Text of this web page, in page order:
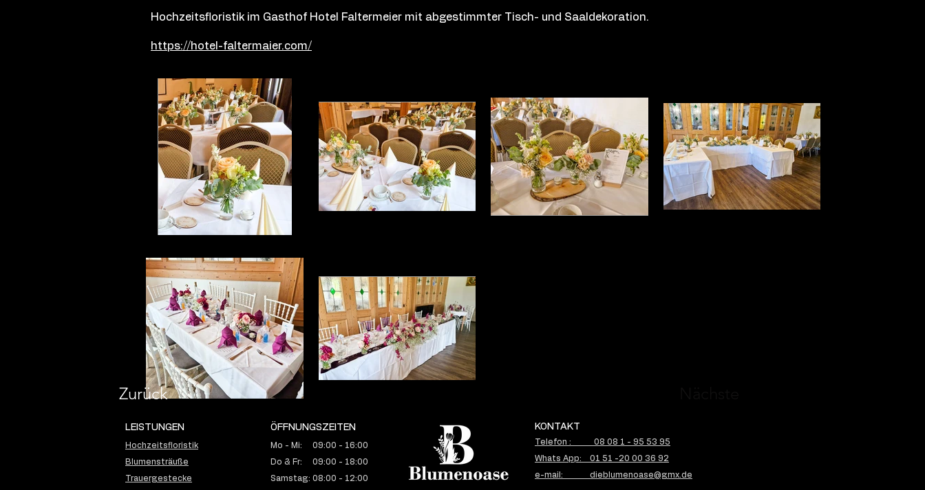
Hochzeitsfloristik im Gasthof Hotel Faltermeier mit abgestimmter Tisch- und Saaldekoration.
https://hotel-faltermaier.com/
Zurück
LEISTUNGEN
Hochzeitsfloristik
Blumensträuße
Trauergestecke
ÖFFNUNGSZEITEN
Mo - Mi: 09:00 - 16:00
Do & Fr: 09:00 - 18:00
Samstag: 08:00 - 12:00
KONTAKT
Telefon : 08 08 1 - 95 53 95
Whats App: 01 51 -20 00 36 92
e-mail: dieblumenoase@gmx.de